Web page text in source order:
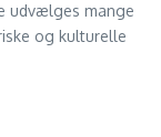
udvælges mange
og kulturelle